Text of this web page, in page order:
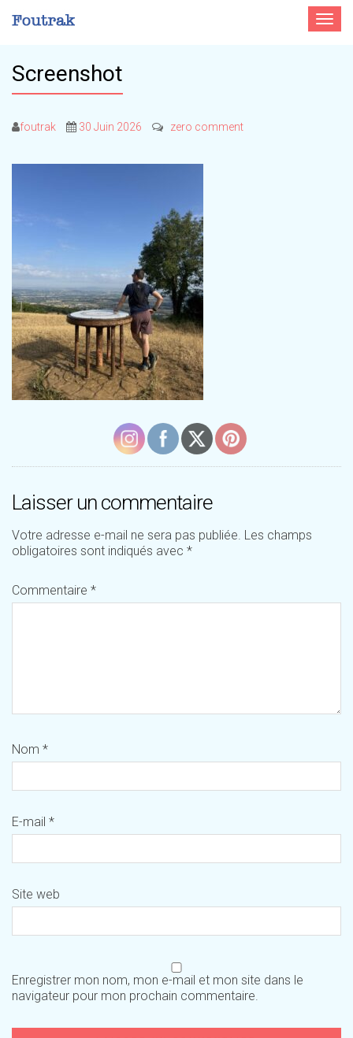
Toggle
Screenshot
foutrak 30 Juin 2026 zero comment
Laisser un commentaire
Votre adresse e-mail ne sera pas publiée. Les champs
obligatoires sont indiqués avec *
Commentaire *
Nom *
E-mail *
Site web
Enregistrer mon nom, mon e-mail et mon site dans le
navigateur pour mon prochain commentaire.